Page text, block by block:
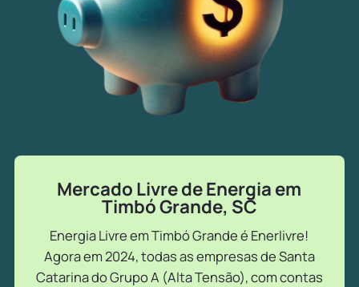
Mercado Livre de Energia em
Timbó Grande, SC
Energia Livre em Timbó Grande é Enerlivre!
Agora em 2024, todas as empresas de Santa
Catarina do Grupo A (Alta Tensão), com contas